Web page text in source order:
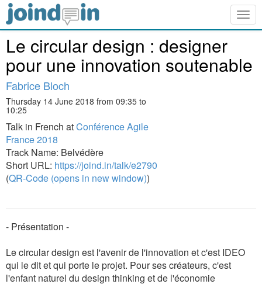
Le circular design : designer
pour une innovation soutenable
Fabrice Bloch
Thursday 14 June 2018 from 09:35 to
10:25
Talk in French atConférence Agile
France 2018
Track Name: Belvédère
Short URL: https://joind.in/talk/e2790
(QR-Code (opens in new window))
- Présentation -
Le circular design est l'avenir de l'innovation et c'est IDEO
qui le dit et qui porte le projet. Pour ses créateurs, c'est
l'enfant naturel du design thinking et de l'économie